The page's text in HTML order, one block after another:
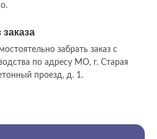
забрать заказ с
по адресу МО, г. Старая
проезд, д. 1.